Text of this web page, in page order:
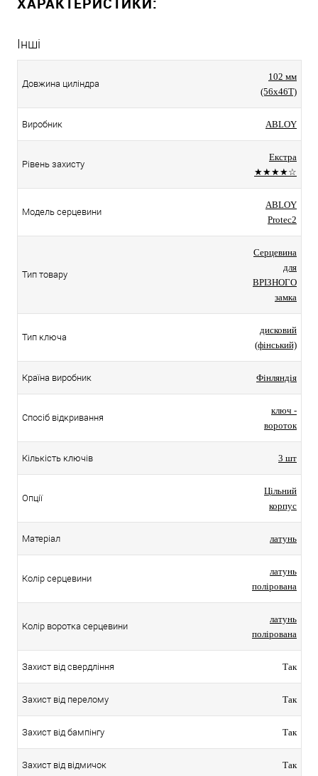
Інші
Довжина циліндра
102 мм
(56x46T)
Виробник ABLOY
Рівень захисту
Екстра
★★★★☆
Модель серцевини
ABLOY
Protec2
Тип товару
Серцевина
для
ВРІЗНОГО
замка
Тип ключа
дисковий
(фінський)
Країна виробник Фінляндія
Спосіб відкривання
ключ -
вороток
Кількість ключів 3 шт
Опції
Цільний
корпус
Матеріал латунь
Колір серцевини
латунь
полірована
Колір воротка серцевини
латунь
полірована
Захист від свердління Так
Захист від перелому Так
Захист від бампінгу Так
Захист від відмичок Так